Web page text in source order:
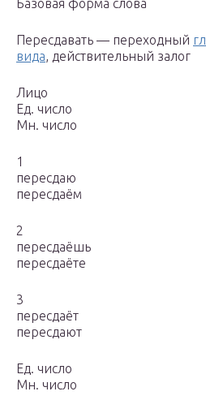
Базовая форма слова
Пересдавать — переходный
вида, действительный залог
Лицо
Ед. число
Мн. число
1
пересдаю
пересдаём
2
пересдаёшь
пересдаёте
3
пересдаёт
пересдают
Ед. число
Мн. число